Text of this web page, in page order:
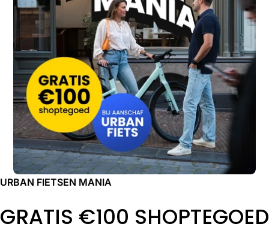
URBAN FIETSEN MANIA
GRATIS €100 SHOPTEGOED